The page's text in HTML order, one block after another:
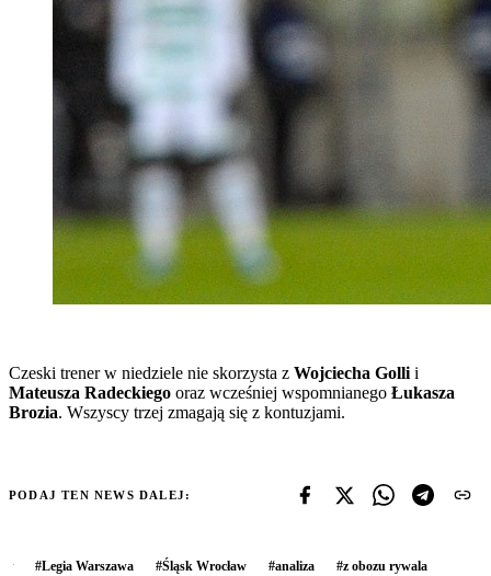
Czeski trener w niedziele nie skorzysta z Wojciecha Gollii
Mateusza Radeckiego oraz wcześniej wspomnianego Łukasza
Brozia. Wszyscy trzej zmagają się z kontuzjami.
PODAJ TEN NEWS DALEJ:
#Legia Warszawa #Śląsk Wrocław #analiza #z obozu rywala